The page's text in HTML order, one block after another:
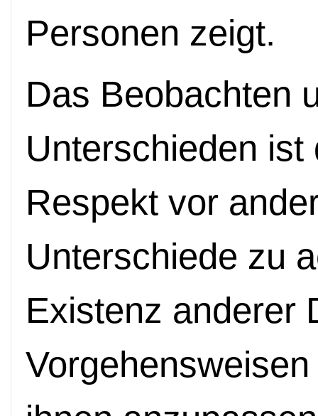
Personen zeigt.
Das Beobachten
Unterschieden
Respekt vor
Unterschiede zu
Existenz anderer